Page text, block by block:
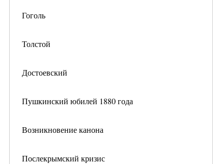
Гоголь
Толстой
Достоевский
Пушкинский юбилей 1880 года
Возникновение канона
Послекрымский кризис